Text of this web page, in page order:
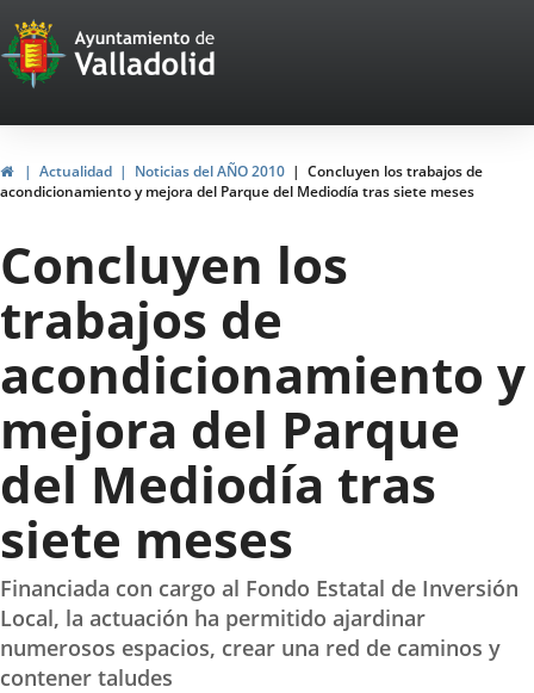
Portal
Web
del
Ayuntamiento
de
Valladolid
HomeActualidad Noticias del AÑO 2010
Concluyen los trabajos de
acondicionamiento y mejora del Parque del Mediodía tras siete meses
Concluyen los
trabajos de
acondicionamiento y
mejora del Parque
del Mediodía tras
siete meses
Financiada con cargo al Fondo Estatal de Inversión
Local, la actuación ha permitido ajardinar
numerosos espacios, crear una red de caminos y
contener taludes